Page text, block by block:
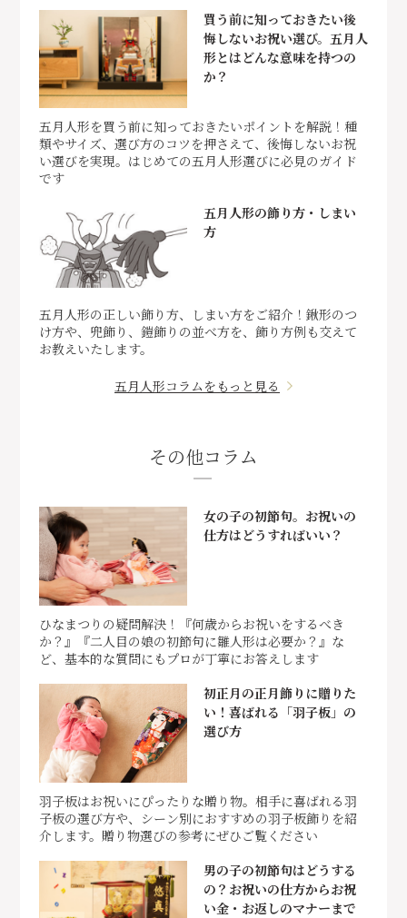
買う前に知っておきたい後
悔しないお祝い選び。五月人
形とはどんな意味を持つの
か？
五月人形を買う前に知っておきたいポイントを解説！種
類やサイズ、選び方のコツを押さえて、後悔しないお祝
い選びを実現。はじめての五月人形選びに必見のガイド
です
五月人形の飾り方・しまい
方
五月人形の正しい飾り方、しまい方をご紹介！鍬形のつ
け方や、兜飾り、鎧飾りの並べ方を、飾り方例も交えて
お教えいたします。
五月人形コラムをもっと見る
その他コラム
女の子の初節句。お祝いの
仕方はどうすればいい？
ひなまつりの疑問解決！『何歳からお祝いをするべき
か？』『二人目の娘の初節句に雛人形は必要か？』な
ど、基本的な質問にもプロが丁寧にお答えします
初正月の正月飾りに贈りた
い！喜ばれる「羽子板」の
選び方
羽子板はお祝いにぴったりな贈り物。相手に喜ばれる羽
子板の選び方や、シーン別におすすめの羽子板飾りを紹
介します。贈り物選びの参考にぜひご覧ください
男の子の初節句はどうする
の？お祝いの仕方からお祝
い金・お返しのマナーまで